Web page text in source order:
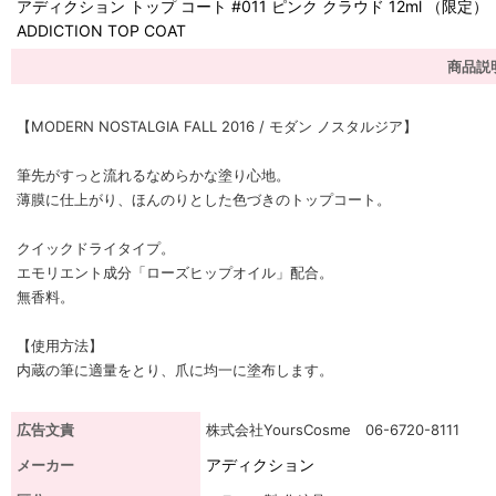
アディクション トップ コート #011 ピンク クラウド 12ml （限定）
ADDICTION TOP COAT
商品説
【MODERN NOSTALGIA FALL 2016 / モダン ノスタルジア】
筆先がすっと流れるなめらかな塗り心地。
薄膜に仕上がり、ほんのりとした色づきのトップコート。
クイックドライタイプ。
エモリエント成分「ローズヒップオイル」配合。
無香料。
【使用方法】
内蔵の筆に適量をとり、爪に均一に塗布します。
広告文責
株式会社YoursCosme 06-6720-8111
メーカー
アディクション